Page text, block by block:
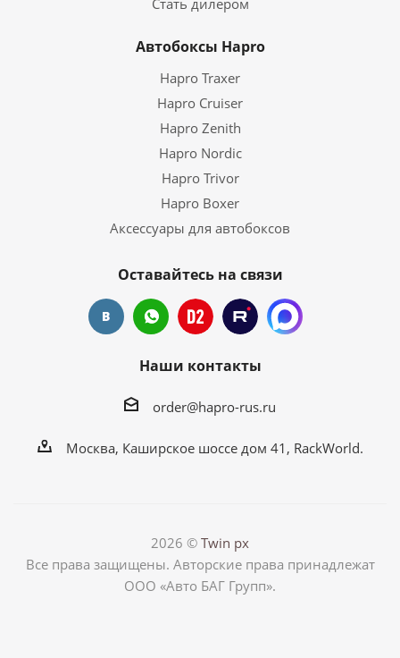
Автобоксы Hapro
Hapro Traxer
Hapro Cruiser
Hapro Zenith
Hapro Nordic
Hapro Trivor
Hapro Boxer
Аксессуары для автобоксов
Оставайтесь на связи
Наши контакты
order@hapro-rus.ru
Москва, Каширское шоссе дом 41, RackWorld.
2026 © Twin px
Все права защищены. Авторские права принадлежат
ООО «Авто БАГ Групп».